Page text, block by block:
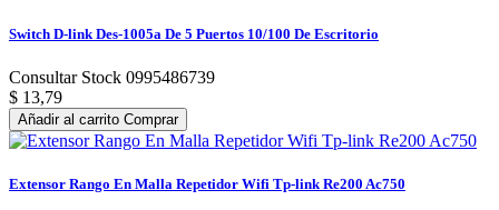
Switch D-link Des-1005a De 5 Puertos 10/100 De Escritorio
Consultar Stock 0995486739
$ 13,79
Añadir al carrito Comprar
Extensor Rango En Malla Repetidor Wifi Tp-link Re200 Ac750